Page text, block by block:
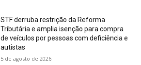
STF derruba restrição da Reforma
Tributária e amplia isenção para compra
de veículos por pessoas com deficiência e
autistas
5 de agosto de 2026